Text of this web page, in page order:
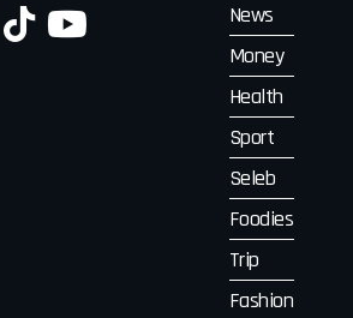
News
Money
Health
Sport
Seleb
Foodies
Trip
Fashion